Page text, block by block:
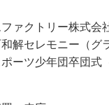
ァクトリー株式
セレモニー（グラ
ツ少年団卒団式（